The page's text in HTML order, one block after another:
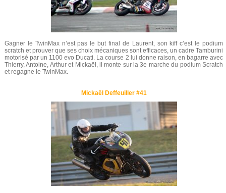
Gagner le TwinMax n’est pas le but final de Laurent, son kiff c’est le podium
scratch et prouver que ses choix mécaniques sont efficaces, un cadre Tamburini
motorisé par un 1100 evo Ducati. La course 2 lui donne raison, en bagarre avec
Thierry, Antoine, Arthur et Mickaël, il monte sur la 3e marche du podium Scratch
et regagne le TwinMax.
Mickaël Deffeuiller #41